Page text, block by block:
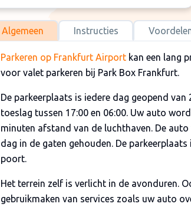
Algemeen Instructies
Parkeren op Frankfurt Airport kan een lang
voor valet parkeren bij Park Box Frankfurt.
De parkeerplaats is iedere dag geopend
toeslag tussen 17:00 en 06:00. Uw auto
minuten afstand van de luchthaven. De
dag in de gaten gehouden. De
poort.
Het terrein zelf is verlicht in de avonduren.
gebruikmaken van services zoals uw auto